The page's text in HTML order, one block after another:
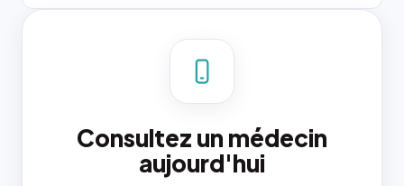
Consultez un médecin
aujourd'hui